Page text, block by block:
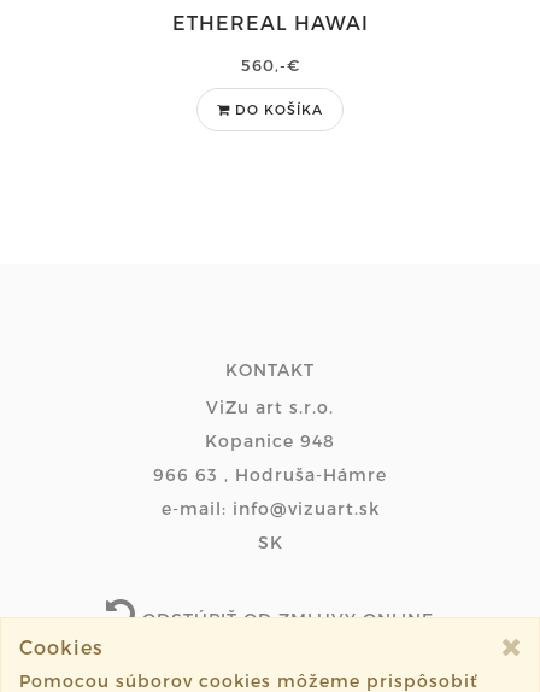
ETHEREAL HAWAI
560,-€
DO KOŠÍKA
KONTAKT
ViZu art s.r.o.
Kopanice 948
966 63 , Hodruša-Hámre
e-mail: info@vizuart.sk
SK
ODSTÚPIŤ OD ZMLUVY ONLINE
Cookies
Pomocou súborov cookies môžeme prispôsobiť